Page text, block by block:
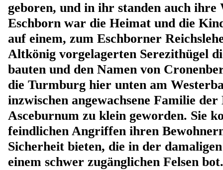
geboren, und in ihr standen auch ihre
Eschborn war die Heimat und die
auf einem, zum Eschborner
Altkönig vorgelagerten Serezithügel
bauten und den Namen von
die Turmburg hier unten am
inzwischen angewachsene Familie
Asceburnum zu klein geworden. Sie
feindlichen Angriffen ihren
Sicherheit bieten, die in der
einem schwer zugänglichen Felsen bot.